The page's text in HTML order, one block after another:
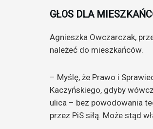
GŁOS DLA
Agnieszka Owczarczak,
należeć do mieszkańców.
– Myślę, że Prawo i
Kaczyńskiego, gdyby
ulica – bez powodowania
przez PiS siłą. Może stąd